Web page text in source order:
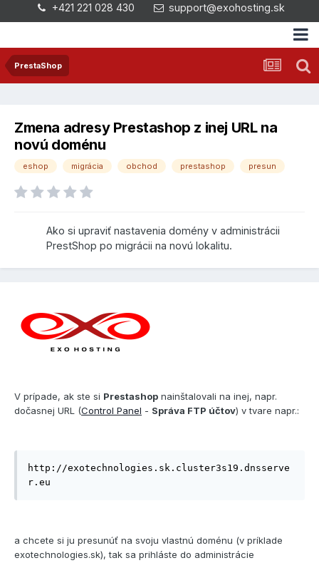
+421 221 028 430 support@exohosting.sk
PrestaShop
Zmena adresy Prestashop z inej URL na
novú doménu
eshop migrácia obchod prestashop presun
Ako si upraviť nastavenia domény v administrácii
PrestShop po migrácii na novú lokalitu.
V prípade, ak ste si Prestashop nainštalovali na inej, napr.
dočasnej URL (Control Panel - Správa FTP účtov) v tvare napr.:
http://exotechnologies.sk.cluster3s19.dnsserve
r.eu
a chcete si ju presunúť na svoju vlastnú doménu (v príklade
exotechnologies.sk), tak sa prihláste do administrácie